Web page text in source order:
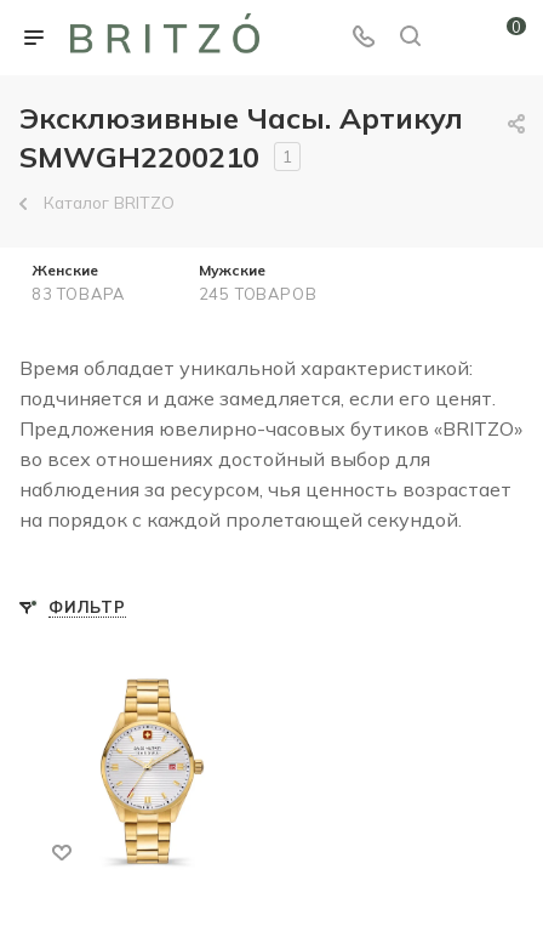
0
Эксклюзивные Часы. Артикул
SMWGH2200210
1
Каталог BRITZO
Женские
83 ТОВАРА
Мужские
245 ТОВАРОВ
Время обладает уникальной характеристикой:
подчиняется и даже замедляется, если его ценят.
Предложения ювелирно-часовых бутиков «BRITZO»
во всех отношениях достойный выбор для
наблюдения за ресурсом, чья ценность возрастает
на порядок с каждой пролетающей секундой.
ФИЛЬТР